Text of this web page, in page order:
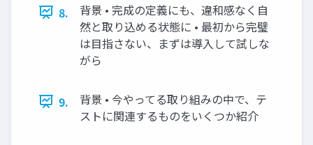
8.
背景 • 完成の定義にも、違和感なく自
然と取り込める状態に • 最初から完璧
は目指さない、まずは導入して試しな
がら
9.
背景 • 今やってる取り組みの中で、テ
ストに関連するものをいくつか紹介